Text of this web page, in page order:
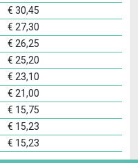
€ 30,45
€ 27,30
€ 26,25
€ 25,20
€ 23,10
€ 21,00
€ 15,75
€ 15,23
€ 15,23